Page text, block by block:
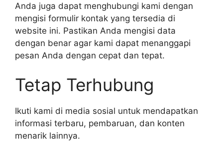
Anda juga dapat menghubungi kami dengan
mengisi formulir kontak yang tersedia di
website ini. Pastikan Anda mengisi data
dengan benar agar kami dapat menanggapi
pesan Anda dengan cepat dan tepat.
Tetap Terhubung
Ikuti kami di media sosial untuk mendapatkan
informasi terbaru, pembaruan, dan konten
menarik lainnya.